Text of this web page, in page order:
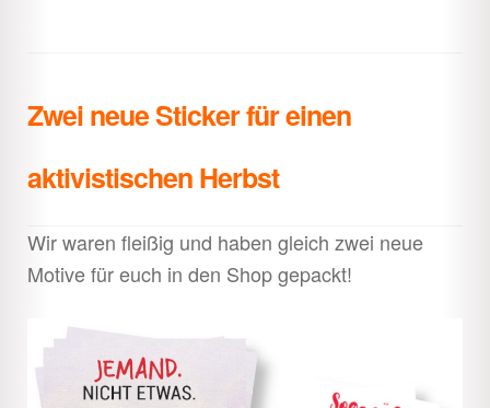
Zwei neue Sticker für einen
aktivistischen Herbst
Wir waren fleißig und haben gleich zwei neue
Motive für euch in den Shop gepackt!